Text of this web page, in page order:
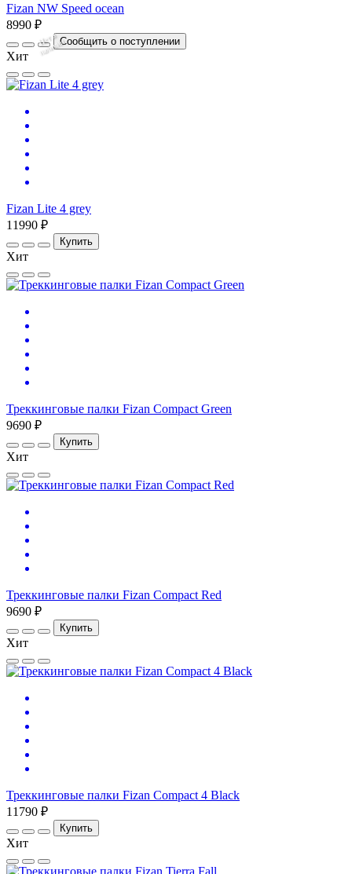
Fizan NW Speed ocean
Нет
в
на
л
и
ч
и
и
8990 ₽
Сообщить о поступлении
Хит
Fizan Lite 4 grey
11990 ₽
Купить
Хит
Треккинговые палки Fizan Compact Green
9690 ₽
Купить
Хит
Треккинговые палки Fizan Compact Red
9690 ₽
Купить
Хит
Треккинговые палки Fizan Compact 4 Black
11790 ₽
Купить
Хит